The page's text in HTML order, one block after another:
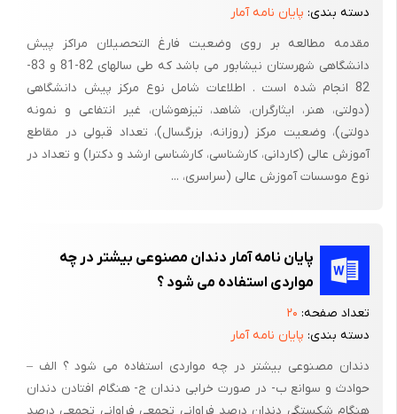
دسته بندی: پایان نامه آمار
مقدمه مطالعه بر روی وضعیت فارغ التحصیلان مراکز پیش
دانشگاهی شهرستان نیشابور می باشد که طی سالهای 82-81 و 83-
82 انجام شده است . اطلاعات شامل نوع مرکز پیش دانشگاهی
(دولتی، هنر، ایثارگران، شاهد، تیزهوشان، غیر انتفاعی و نمونه
دولتی)، وضعیت مرکز (روزانه، بزرگسال)، تعداد قبولی در مقاطع
آموزش عالی (کاردانی، کارشناسی، کارشناسی ارشد و دکترا) و تعداد در
نوع موسسات آموزش عالی (سراسری، ...
پایان نامه آمار دندان مصنوعی بیشتر در چه
مواردی استفاده می شود ؟
تعداد صفحه: ۲۰
دسته بندی: پایان نامه آمار
دندان مصنوعی بیشتر در چه مواردی استفاده می شود ؟ الف –
حوادث و سوانع ب- در صورت خرابی دندان ج- هنگام افتادن دندان